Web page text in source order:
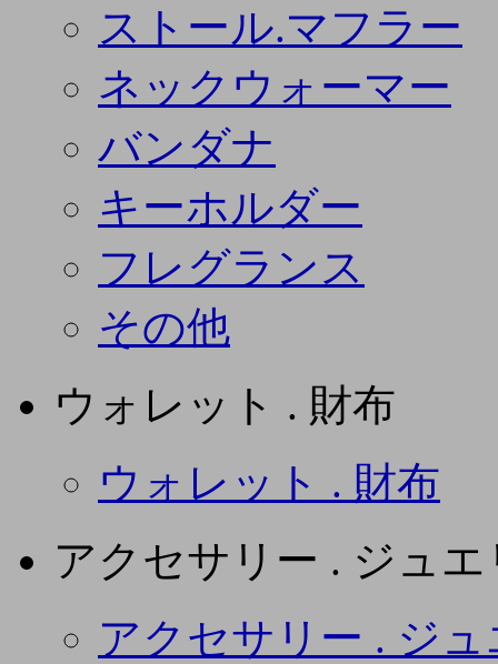
ストール.マフラー
ネックウォーマー
バンダナ
キーホルダー
フレグランス
その他
ウォレット . 財布
ウォレット . 財布
アクセサリー . ジュエ
アクセサリー . ジ